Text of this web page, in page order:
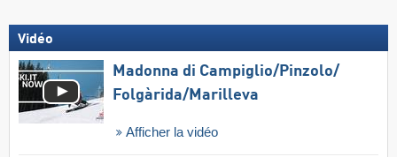
Vidéo
Madonna di Campiglio/​Pinzolo/​
Folgàrida/​Marilleva
Afficher la vidéo